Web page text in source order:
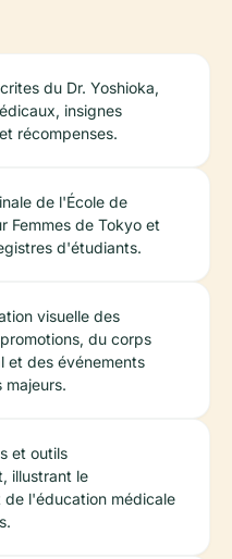
du Dr. Yoshioka,
insignes
récompenses.
de l'École de
Femmes de Tokyo et
d'étudiants.
visuelle des
du corps
et des événements
majeurs.
et outils
illustrant le
l'éducation médicale